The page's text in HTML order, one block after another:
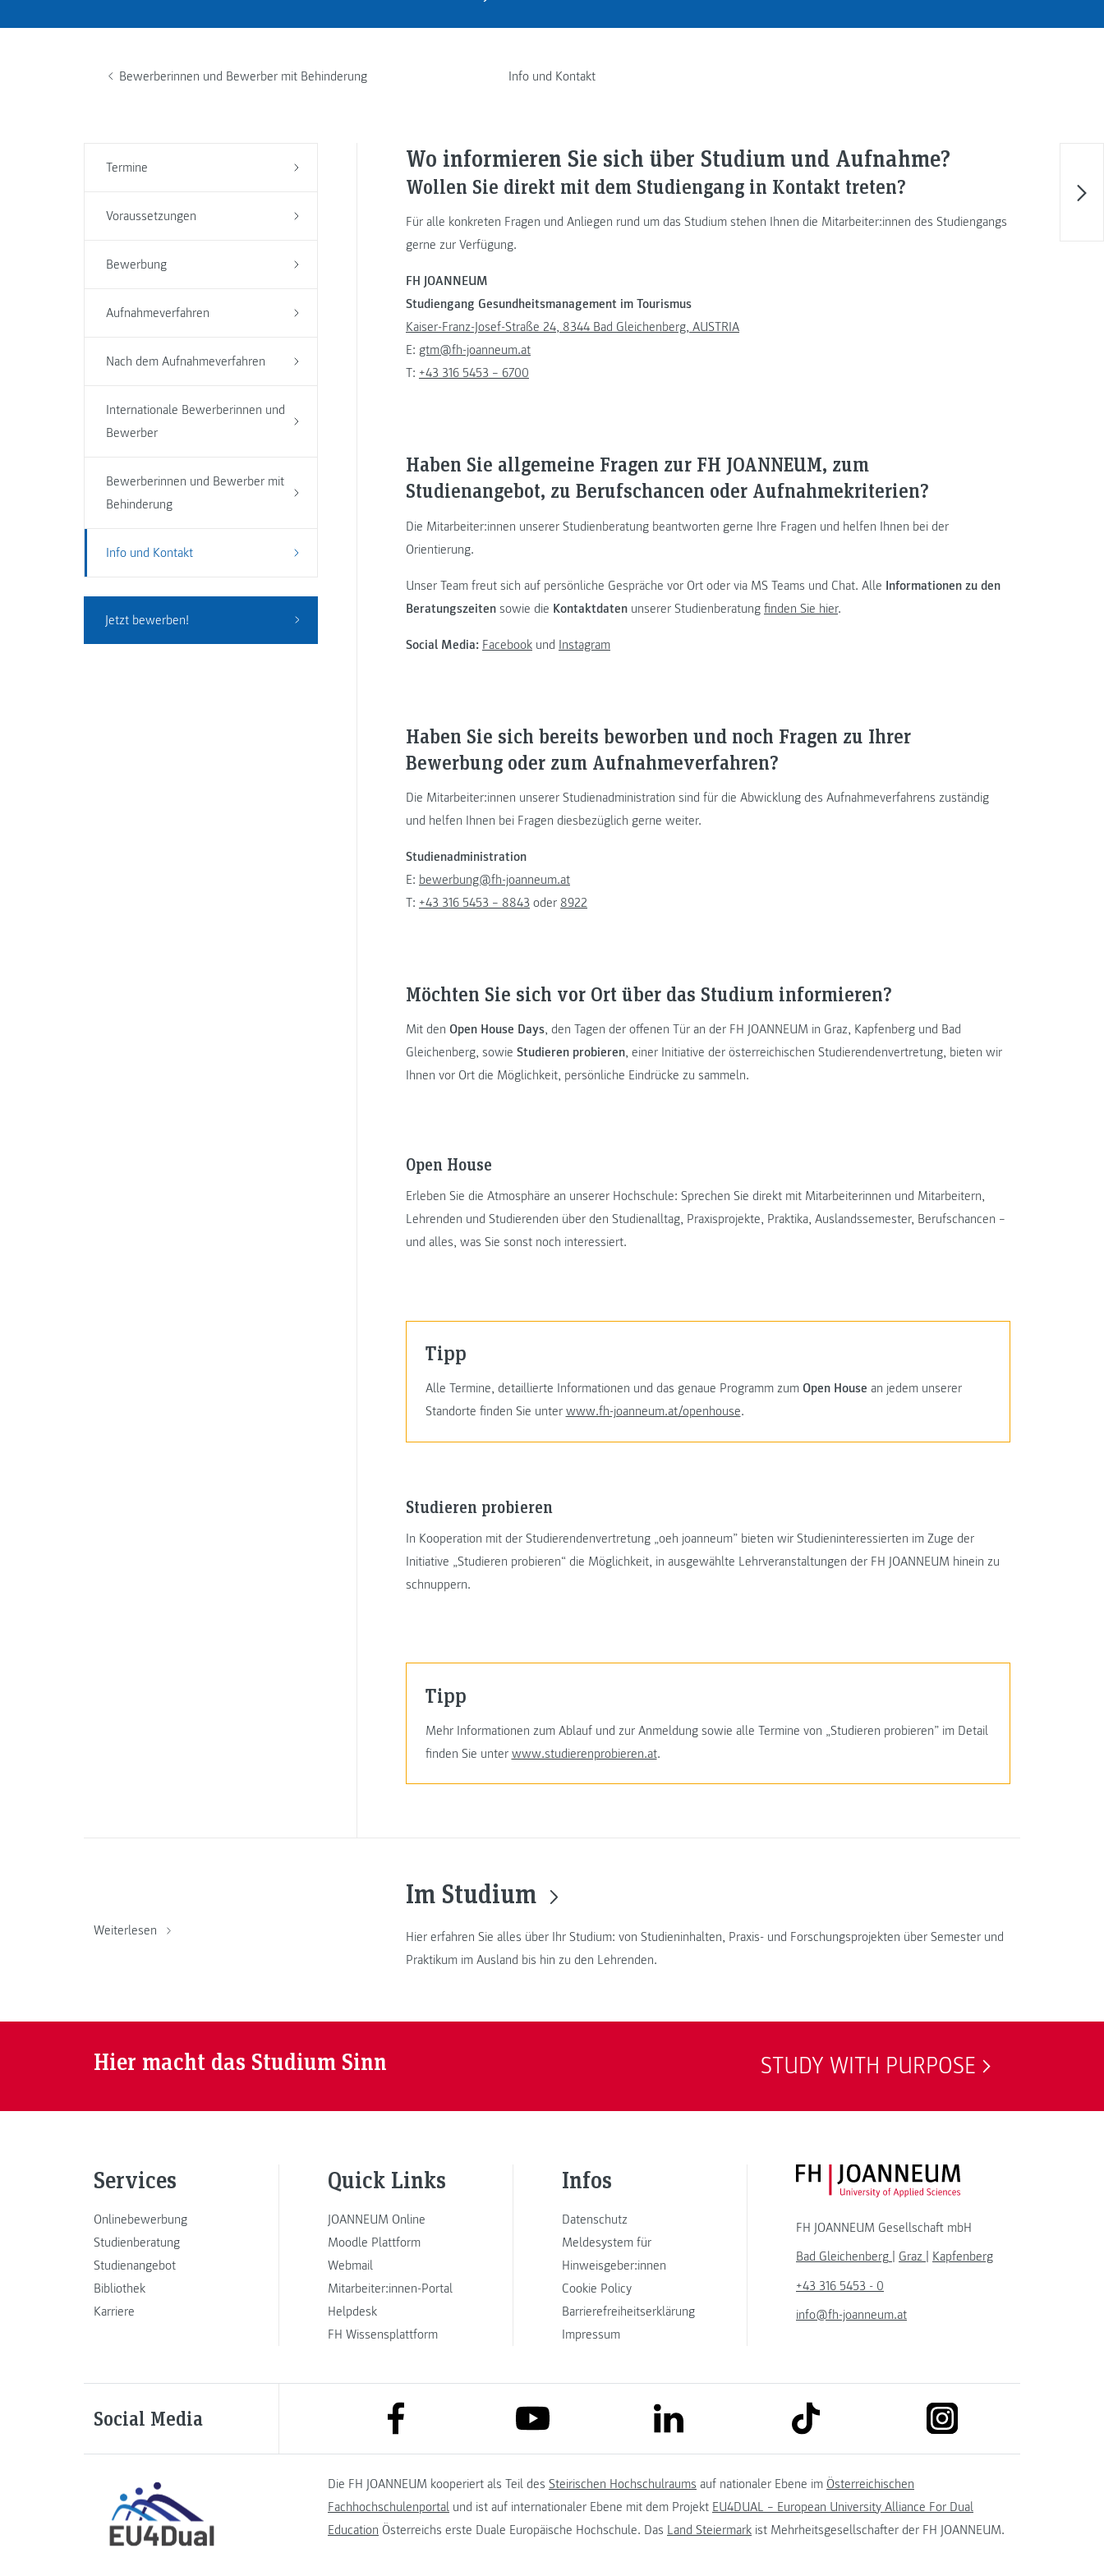
Bewerberinnen und Bewerber mit Behinderung Info und Kontakt
Termine
Voraussetzungen
Bewerbung
Aufnahmeverfahren
Nach dem Aufnahmeverfahren
Internationale Bewerberinnen und
Bewerber
Bewerberinnen und Bewerber mit
Behinderung
Info und Kontakt
Jetzt bewerben!
Wo informieren Sie sich über Studium und Aufnahme?
Wollen Sie direkt mit dem Studiengang in Kontakt treten?
Für alle konkreten Fragen und Anliegen rund um das Studium stehen Ihnen die Mitarbeiter:innen des Studiengangs
gerne zur Verfügung.
FH JOANNEUM
Studiengang Gesundheitsmanagement im Tourismus
Kaiser-Franz-Josef-Straße 24, 8344 Bad Gleichenberg, AUSTRIA
E: gtm@fh-joanneum.at
T: +43 316 5453 – 6700
Haben Sie allgemeine Fragen zur FH JOANNEUM, zum
Studienangebot, zu Berufschancen oder Aufnahmekriterien?
Die Mitarbeiter:innen unserer Studienberatung beantworten gerne Ihre Fragen und helfen Ihnen bei der
Orientierung.
Unser Team freut sich auf persönliche Gespräche vor Ort oder via MS Teams und Chat. Alle Informationen zu den
Beratungszeiten sowie die Kontaktdaten unserer Studienberatung finden Sie hier.
Social Media: Facebook und Instagram
Haben Sie sich bereits beworben und noch Fragen zu Ihrer
Bewerbung oder zum Aufnahmeverfahren?
Die Mitarbeiter:innen unserer Studienadministration sind für die Abwicklung des Aufnahmeverfahrens zuständig
und helfen Ihnen bei Fragen diesbezüglich gerne weiter.
Studienadministration
E: bewerbung@fh-joanneum.at
T: +43 316 5453 – 8843 oder 8922
Möchten Sie sich vor Ort über das Studium informieren?
Mit den Open House Days, den Tagen der offenen Tür an der FH JOANNEUM in Graz, Kapfenberg und Bad
Gleichenberg, sowie Studieren probieren, einer Initiative der österreichischen Studierendenvertretung, bieten wir
Ihnen vor Ort die Möglichkeit, persönliche Eindrücke zu sammeln.
Open House
Erleben Sie die Atmosphäre an unserer Hochschule: Sprechen Sie direkt mit Mitarbeiterinnen und Mitarbeitern,
Lehrenden und Studierenden über den Studienalltag, Praxisprojekte, Praktika, Auslandssemester, Berufschancen –
und alles, was Sie sonst noch interessiert.
Tipp
Alle Termine, detaillierte Informationen und das genaue Programm zum Open House an jedem unserer
Standorte finden Sie unter www.fh-joanneum.at/openhouse.
Studieren probieren
In Kooperation mit der Studierendenvertretung „oeh joanneum” bieten wir Studieninteressierten im Zuge der
Initiative „Studieren probieren“ die Möglichkeit, in ausgewählte Lehrveranstaltungen der FH JOANNEUM hinein zu
schnuppern.
Tipp
Mehr Informationen zum Ablauf und zur Anmeldung sowie alle Termine von „Studieren probieren” im Detail
finden Sie unter www.studierenprobieren.at.
Weiterlesen
Im Studium
Hier erfahren Sie alles über Ihr Studium: von Studieninhalten, Praxis- und Forschungsprojekten über Semester und
Praktikum im Ausland bis hin zu den Lehrenden.
Hier macht das Studium Sinn STUDY WITH PURPOSE
Services
Onlinebewerbung
Studienberatung
Studienangebot
Bibliothek
Karriere
Quick Links
JOANNEUM Online
Moodle Plattform
Webmail
Mitarbeiter:innen-Portal
Helpdesk
FH Wissensplattform
Infos
Datenschutz
Meldesystem für
Hinweisgeber:innen
Cookie Policy
Barrierefreiheitserklärung
Impressum
FH JOANNEUM Logo
FH JOANNEUM Gesellschaft mbH
Bad Gleichenberg
Graz
Kapfenberg
+43 316 5453 - 0
info@fh-joanneum.at
Social Media link to facebook link to youtube link to linkedin link to tiktok
Die FH JOANNEUM kooperiert als Teil des Steirischen Hochschulraums auf nationaler Ebene im Österreichischen
Fachhochschulenportal und ist auf internationaler Ebene mit dem Projekt EU4DUAL – European University Alliance For Dual
Education Österreichs erste Duale Europäische Hochschule. Das Land Steiermark ist Mehrheitsgesellschafter der FH JOANNEUM.